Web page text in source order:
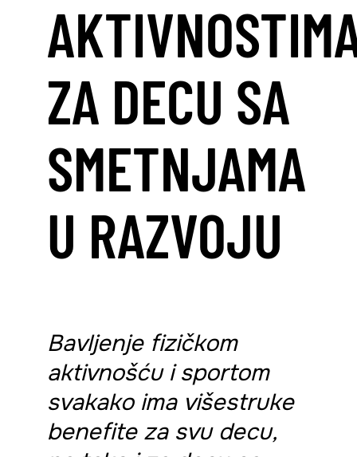
ZA DECU SA
SMETNJAMA
U RAZVOJU
Bavljenje fizičkom
aktivnošću i sportom
svakako ima višestruke
benefite za svu decu,